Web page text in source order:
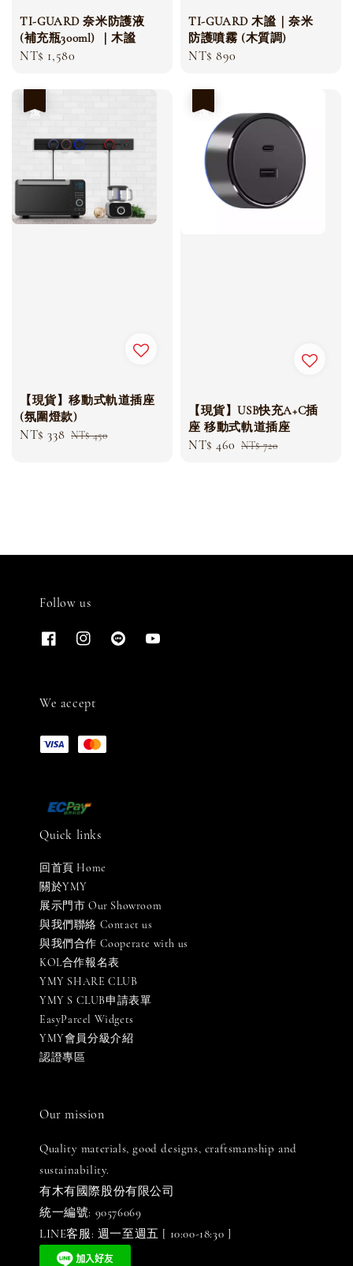
TI-GUARD 奈米防護液
(補充瓶300ml) ｜木謐
Regular
NT$ 1,580
TI-GUARD 木謐｜奈米
防護噴霧 (木質調)
Regular
NT$ 890
【現貨】移動式軌道插座
(氛圍燈款)
Sale
NT$ 338 Regular
NT$ 450
【現貨】USB快充A+C插
座 移動式軌道插座
Sale
NT$ 460 Regular
NT$ 720
Follow us
We accept
Quick links
回首頁 Home
關於YMY
展示門市 Our Showroom
與我們聯絡 Contact us
與我們合作 Cooperate with us
KOL合作報名表
YMY SHARE CLUB
YMY S CLUB申請表單
EasyParcel Widgets
YMY會員分級介紹
認證專區
Our mission
Quality materials, good designs, craftsmanship and
sustainability.
有木有國際股份有限公司
統一編號: 90576069
LINE客服: 週一至週五 [ 10:00-18:30 ]